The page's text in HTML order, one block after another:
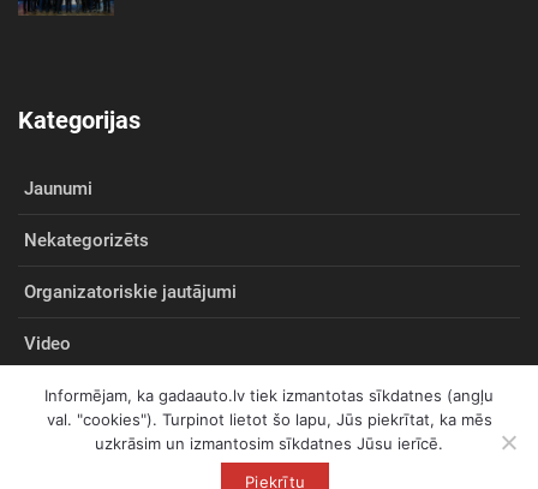
Kategorijas
Jaunumi
Nekategorizēts
Organizatoriskie jautājumi
Video
Informējam, ka gadaauto.lv tiek izmantotas sīkdatnes (angļu
val. "cookies"). Turpinot lietot šo lapu, Jūs piekrītat, ka mēs
uzkrāsim un izmantosim sīkdatnes Jūsu ierīcē.
Piekrītu